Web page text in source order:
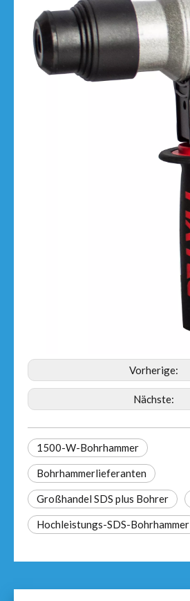
Vorherige:
Nächste:
1500-W-Bohrhammer
Bohrhammerlieferanten
Großhandel SDS plus Bohrer
Hochleistungs-SDS-Bohrhammer